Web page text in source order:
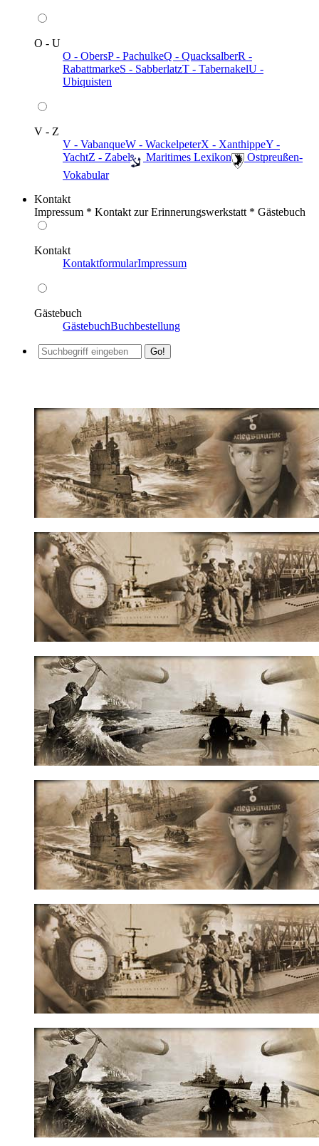
O - U
O - ObersP - PachulkeQ - QuacksalberR -
RabattmarkeS - SabberlatzT - TabernakelU -
Ubiquisten
V - Z
V - VabanqueW - WackelpeterX - XanthippeY -
YachtZ - Zabel ️ Maritimes Lexikon
️ Ostpreußen-
Vokabular
Kontakt
Impressum * Kontakt zur Erinnerungswerkstatt * Gästebuch
Kontakt
KontaktformularImpressum
Gästebuch
GästebuchBuchbestellung